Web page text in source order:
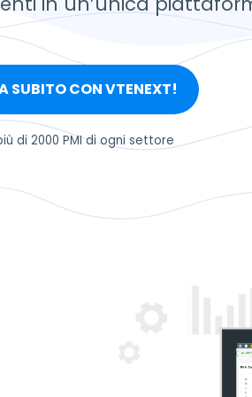
SUBITO CON VTENEXT!
di 2000 PMI di ogni settore